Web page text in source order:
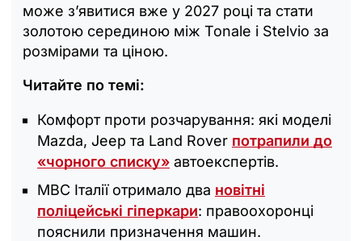
може з’явитися вже у 2027 році та стати
золотою серединою між Tonale і Stelvio за
розмірами та ціною.
Читайте по темі:
Комфорт проти розчарування: які моделі
Mazda, Jeep та Land Rover потрапили до
«чорного списку» автоекспертів.
МВС Італії отримало два новітні
поліцейські гіперкари: правоохоронці
пояснили призначення машин.